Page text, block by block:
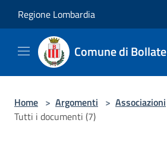
Regione Lombardia
Comune di Bollate
Home > Argomenti > Associazioni
Tutti i documenti (7)